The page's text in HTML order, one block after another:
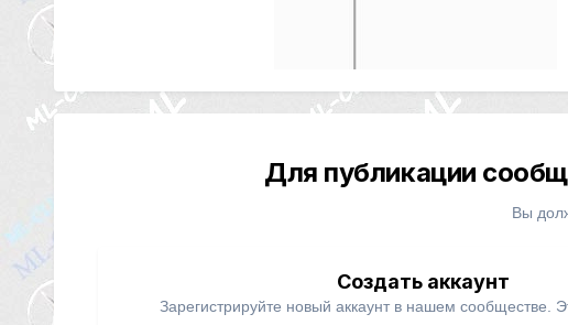
Для публикации
Вы
Создать аккаунт
Зарегистрируйте новый аккаунт в нашем сообществе.